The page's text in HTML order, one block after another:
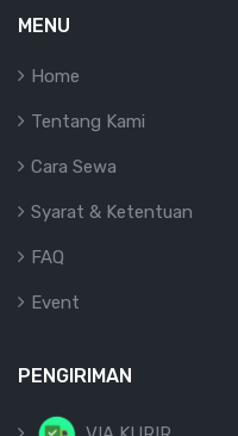
MENU
Home
Tentang Kami
Cara Sewa
Syarat & Ketentuan
FAQ
Event
PENGIRIMAN